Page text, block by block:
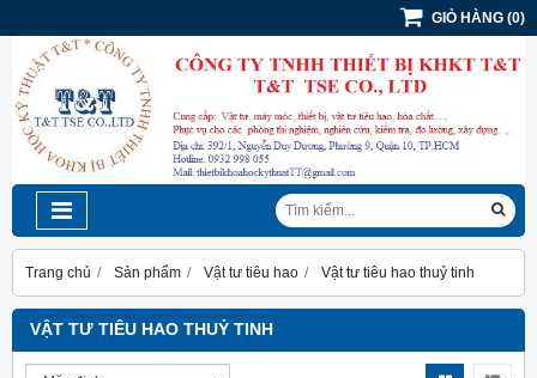
GIỎ HÀNG (0)
Trang chủ Sản phẩm Vật tư tiêu hao Vật tư tiêu hao thuỷ tinh
VẬT TƯ TIÊU HAO THUỶ TINH